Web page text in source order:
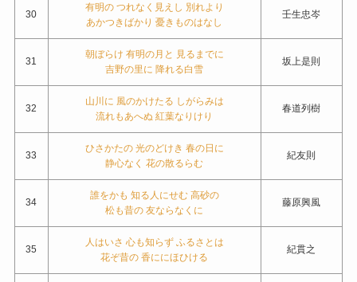
30
有明の つれなく見えし 別れより
あかつきばかり 憂きものはなし
壬生忠岑
31
朝ぼらけ 有明の月と 見るまでに
吉野の里に 降れる白雪
坂上是則
32
山川に 風のかけたる しがらみは
流れもあへぬ 紅葉なりけり
春道列樹
33
ひさかたの 光のどけき 春の日に
静心なく 花の散るらむ
紀友則
34
誰をかも 知る人にせむ 高砂の
松も昔の 友ならなくに
藤原興風
35
人はいさ 心も知らず ふるさとは
花ぞ昔の 香ににほひける
紀貫之